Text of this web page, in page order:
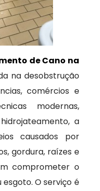
de Cano na
na desobstrução
comércios e
modernas,
a
causados por
gordura, raízes e
comprometer o
O serviço é